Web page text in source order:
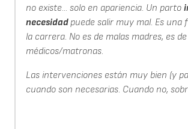
no existe... solo en apariencia. Un parto
necesidadpuede salir muy mal. Es una
la carrera. No es de malas madres, es
médicos/matronas.
Las intervenciones están muy bien (y
cuando son necesarias. Cuando no,